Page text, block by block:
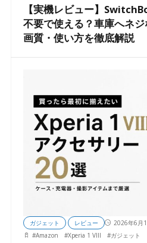
【実機レビュー】
不要で使える？車庫へネジ
画質・使い方を徹底解説
ガジェット レビュー
2026年6月
#Amazon #Xperia 1 VIII #ガジェット